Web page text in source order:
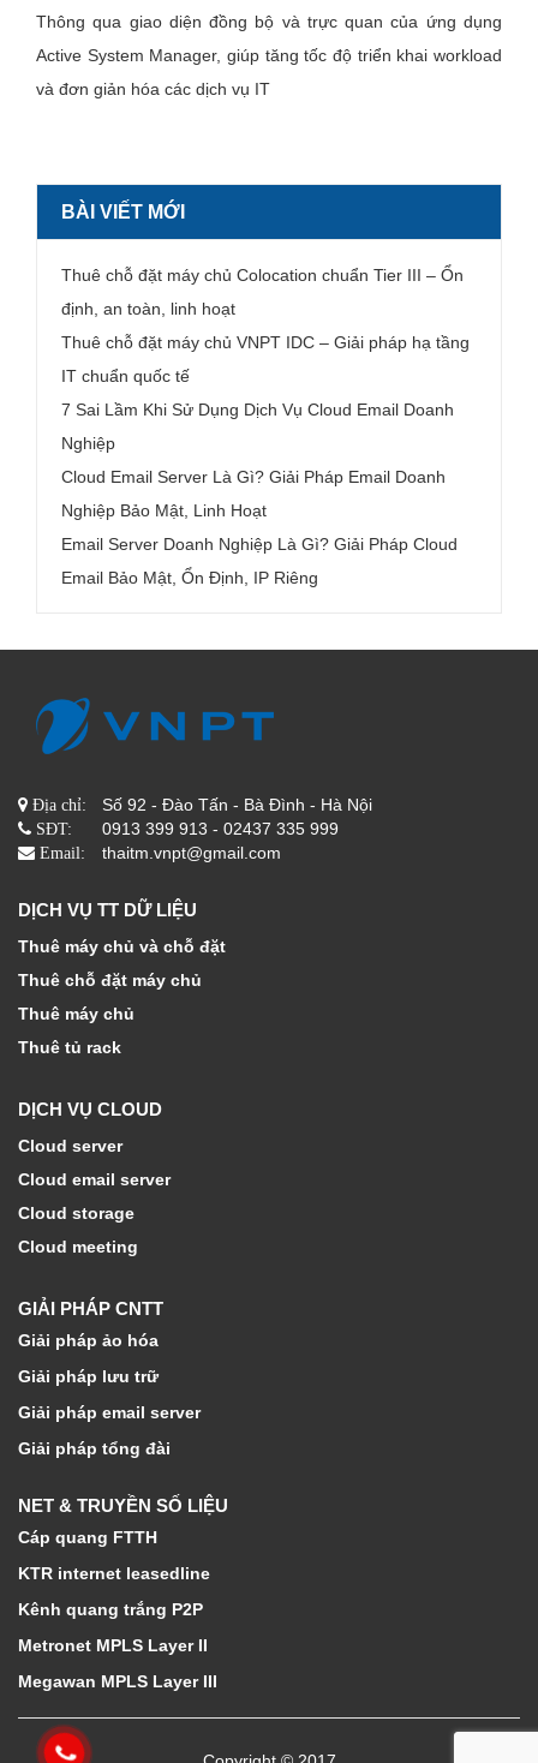
Thông qua giao diện đồng bộ và trực quan của ứng dụng
Active System Manager, giúp tăng tốc độ triển khai workload
và đơn giản hóa các dịch vụ IT
BÀI VIẾT MỚI
Thuê chỗ đặt máy chủ Colocation chuẩn Tier III – Ổn
định, an toàn, linh hoạt
Thuê chỗ đặt máy chủ VNPT IDC – Giải pháp hạ tầng
IT chuẩn quốc tế
7 Sai Lầm Khi Sử Dụng Dịch Vụ Cloud Email Doanh
Nghiệp
Cloud Email Server Là Gì? Giải Pháp Email Doanh
Nghiệp Bảo Mật, Linh Hoạt
Email Server Doanh Nghiệp Là Gì? Giải Pháp Cloud
Email Bảo Mật, Ổn Định, IP Riêng
Địa chỉ: Số 92 - Đào Tấn - Bà Đình - Hà Nội
SĐT: 0913 399 913 - 02437 335 999
Email: thaitm.vnpt@gmail.com
DỊCH VỤ TT DỮ LIỆU
Thuê máy chủ và chỗ đặt
Thuê chỗ đặt máy chủ
Thuê máy chủ
Thuê tủ rack
DỊCH VỤ CLOUD
Cloud server
Cloud email server
Cloud storage
Cloud meeting
GIẢI PHÁP CNTT
Giải pháp ảo hóa
Giải pháp lưu trữ
Giải pháp email server
Giải pháp tổng đài
NET & TRUYỀN SỐ LIỆU
Cáp quang FTTH
KTR internet leasedline
Kênh quang trắng P2P
Metronet MPLS Layer II
Megawan MPLS Layer III